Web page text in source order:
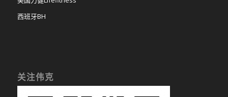
西班牙BH
关注伟克